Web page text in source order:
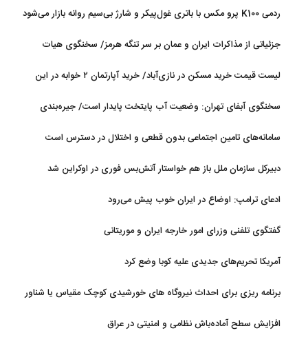
ردمی K100 پرو مکس با باتری غول‌پیکر و شارژ بی‌سیم روانه بازار می‌شود
جزئیاتی از مذاکرات ایران و عمان بر سر تنگه هرمز/ سخنگوی هیات
رئیسه مجلس: بیانیه‌ای شامل تصحیح مسیر تردد دریایی در تنگه، در
لیست قیمت خرید مسکن در نازی‌آباد/ خرید آپارتمان ۲ خوابه در این
منطقه چقدر سرمایه نیاز دارد؟ + جدول مردادماه ۱۴۰۵
سخنگوی آبفای تهران: وضعیت آب پایتخت پایدار است/ جیره‌بندی
سامانه‌های تامین اجتماعی بدون قطعی و اختلال در دسترس است
دبیرکل سازمان ملل باز هم خواستار آتش‌بس فوری در اوکراین شد
ادعای ترامپ: اوضاع در ایران خوب پیش می‌رود
گفتگوی تلفنی وزرای امور خارجه ایران و موریتانی
آمریکا تحریم‌های جدیدی علیه کوبا وضع کرد
برنامه ریزی برای احداث نیروگاه های خورشیدی کوچک مقیاس یا شناور
روی آب در مازندران
افزایش سطح آماده‌باش نظامی و امنیتی در عراق